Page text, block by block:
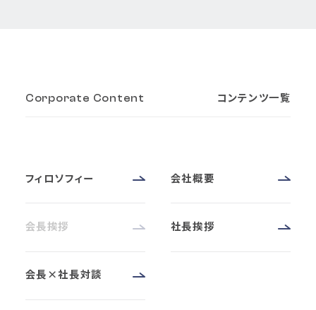
Corporate Content コンテンツ一覧
フィロソフィー 会社概要
会長挨拶 社長挨拶
会長×社長対談